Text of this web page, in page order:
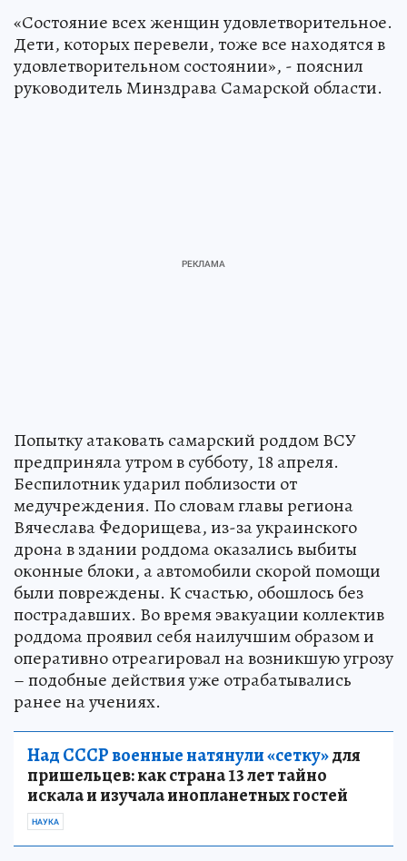
«Состояние всех женщин удовлетворительное.
Дети, которых перевели, тоже все находятся в
удовлетворительном состоянии», - пояснил
руководитель Минздрава Самарской области.
Попытку атаковать самарский роддом ВСУ
предприняла утром в субботу, 18 апреля.
Беспилотник ударил поблизости от
медучреждения. По словам главы региона
Вячеслава Федорищева, из-за украинского
дрона в здании роддома оказались выбиты
оконные блоки, а автомобили скорой помощи
были повреждены. К счастью, обошлось без
пострадавших. Во время эвакуации коллектив
роддома проявил себя наилучшим образом и
оперативно отреагировал на возникшую угрозу
– подобные действия уже отрабатывались
ранее на учениях.
Над СССР военные натянули «сетку»для
пришельцев: как страна 13 лет тайно
искала и изучала инопланетных гостей
НАУКА